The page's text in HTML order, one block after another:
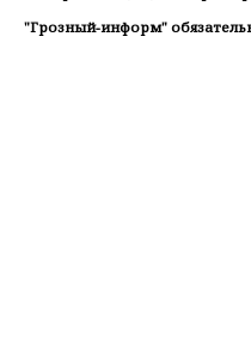
"Грозный-информ"